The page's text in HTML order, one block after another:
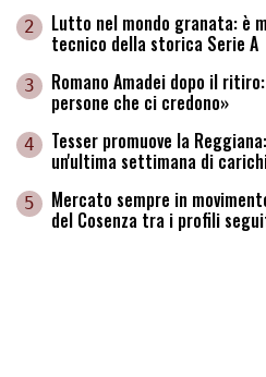
2 Lutto nel mondo granata: è
tecnico della storica Serie A
3 Romano Amadei dopo il
persone che ci credono»
4 Tesser promuove la
un'ultima settimana di
5 Mercato sempre in
del Cosenza tra i profili